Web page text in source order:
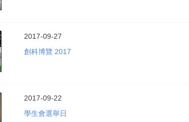
2017-09-27
創科博覽 2017
2017-09-22
學生會選舉日